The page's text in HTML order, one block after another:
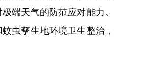
端天气的防范应对能力。
虫孳生地环境卫生整治，